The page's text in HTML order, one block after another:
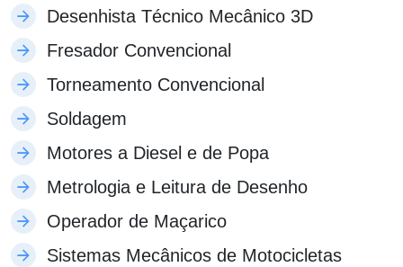
Desenhista Técnico Mecânico 3D
Fresador Convencional
Torneamento Convencional
Soldagem
Motores a Diesel e de Popa
Metrologia e Leitura de Desenho
Operador de Maçarico
Sistemas Mecânicos de Motocicletas